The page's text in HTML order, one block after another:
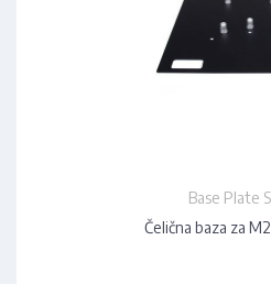
Base Plate
Čelična baza za